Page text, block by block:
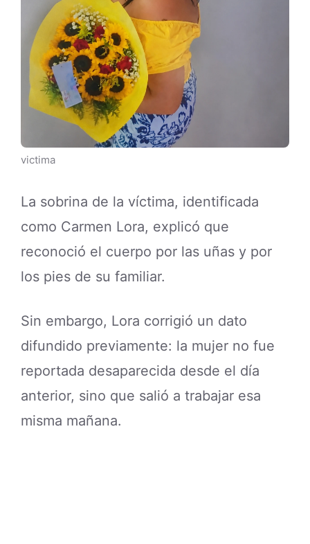
victima
La sobrina de la víctima, identificada
como Carmen Lora, explicó que
reconoció el cuerpo por las uñas y por
los pies de su familiar.
Sin embargo, Lora corrigió un dato
difundido previamente: la mujer no fue
reportada desaparecida desde el día
anterior, sino que salió a trabajar esa
misma mañana.